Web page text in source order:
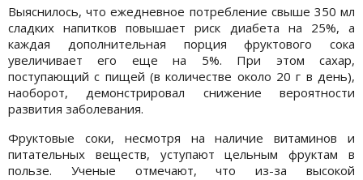
Выяснилось, что ежедневное потребление свыше 350 мл
сладких напитков повышает риск диабета на 25%, а
каждая дополнительная порция фруктового сока
увеличивает его еще на 5%. При этом сахар,
поступающий с пищей (в количестве около 20 г в день),
наоборот, демонстрировал снижение вероятности
развития заболевания.
Фруктовые соки, несмотря на наличие витаминов и
питательных веществ, уступают цельным фруктам в
пользе. Ученые отмечают, что из-за высокой